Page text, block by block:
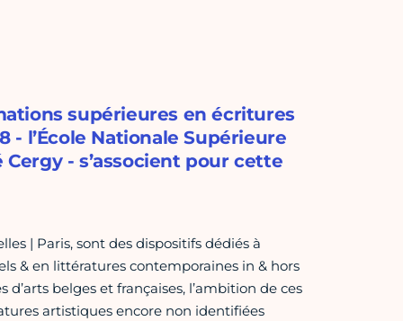
supérieures en écritures
- l’École Nationale Supérieure
- s’associent pour cette
| Paris, sont des dispositifs dédiés à
& en littératures contemporaines in & hors
belges et françaises, l’ambition de ces
artistiques encore non identifiées